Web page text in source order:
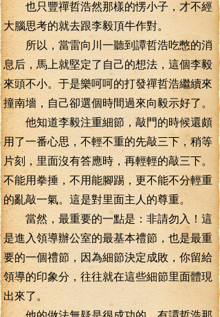
也只豐禪哲浩然那樣的愣小子，才不經
大腦思考的就去跟李毅頂牛作對。
所以，當雷向川一聽到譚哲浩吃憋的消
息后，馬上就堅定了自己的想法，這個李毅
來頭不小。于是樂呵呵的打發禪哲浩繼續來
撞南墻，自己卻選個時間過來向毅示好了。
他知道李毅注重細節，敲門的時候還頗
用了一番心思，不輕不重的先敲三下，稍等
片刻，里面沒有答應時，再輕輕的敲三下。
不能用拳捶，不用能腳踢，更不能不分輕重
的亂敲一氣。這是對里面主人的尊重。
當然，最重要的一點是：非請勿入！這
是進入領導辦公室的最基本禮節，也是最重
要的一個禮節，因為細節決定成敗，你留給
領導的印象分，往往就在這些細節里面體現
出來了。